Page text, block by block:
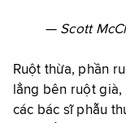
— Scott
Ruột thừa, phần
lẳng bên ruột
các bác sĩ phẫu